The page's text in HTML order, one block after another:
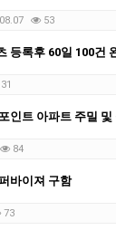
53
록후 60일 100건 완료시
31
인트 아파트 주밀 및
84
바이져 구함
73